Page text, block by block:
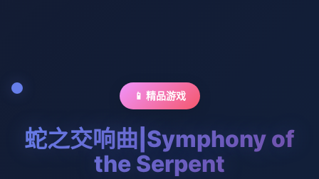
📱 精品游戏
蛇之交响曲|Symphony of
the Serpent